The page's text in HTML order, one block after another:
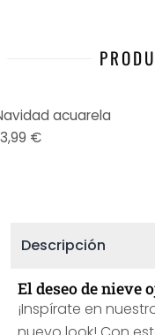
acuarela
€
Descripción
El deseo de nieve
¡Inspírate en